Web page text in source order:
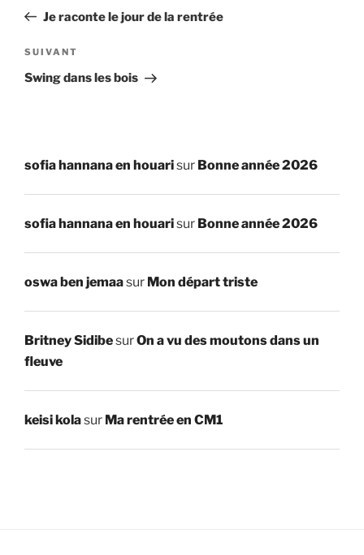
l’article
précédent
Je raconte le jour de la rentrée
Article
suivant
SUIVANT
Swing dans les bois
sofia hannana en houarisur Bonne année 2026
sofia hannana en houarisur Bonne année 2026
oswa ben jemaasur Mon départ triste
Britney SidibesurOn a vu des moutons dans un
fleuve
keisi kolasur Ma rentrée en CM1